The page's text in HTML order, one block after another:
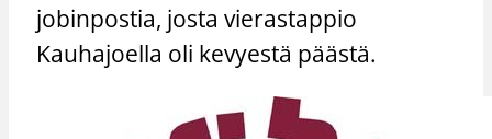
jobinpostia, josta vierastappio
Kauhajoella oli kevyestä päästä.